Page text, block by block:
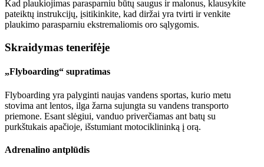
Kad plaukiojimas parasparniu būtų saugus ir malonus, klausykite
pateiktų instrukcijų, įsitikinkite, kad diržai yra tvirti ir venkite
plaukimo parasparniu ekstremaliomis oro sąlygomis.
Skraidymas tenerifėje
„Flyboarding“ supratimas
Flyboarding yra palyginti naujas vandens sportas, kurio metu
stovima ant lentos, ilga žarna sujungta su vandens transporto
priemone. Esant slėgiui, vanduo priverčiamas ant batų su
purkštukais apačioje, išstumiant motociklininką į orą.
Adrenalino antplūdis